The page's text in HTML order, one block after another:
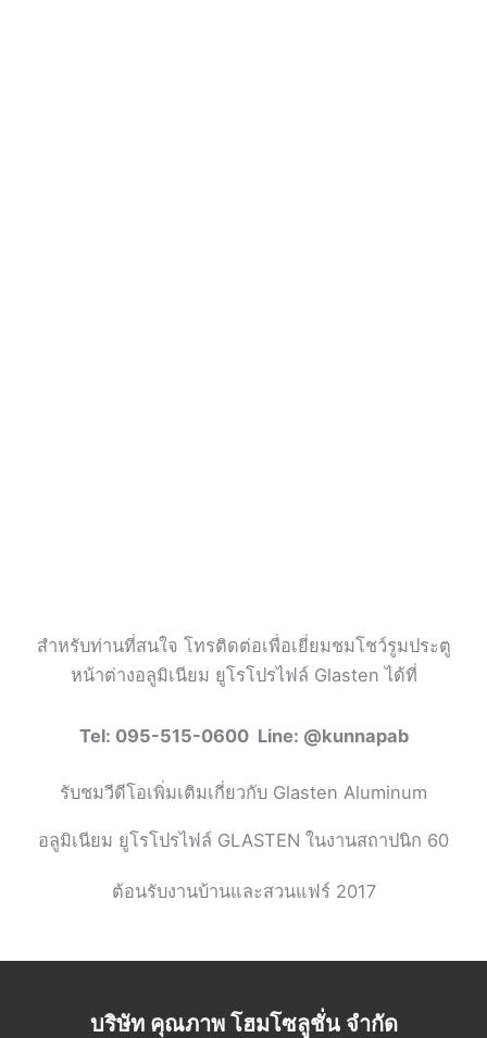
สำหรับท่านที่สนใจ โทรติดต่อเพื่อเยี่ยมชมโชว์รูมประตู
หน้าต่างอลูมิเนียม ยูโรโปรไฟล์ Glasten ได้ที่
Tel: 095-515-0600 Line: @kunnapab
รับชมวีดีโอเพิ่มเติมเกี่ยวกับ Glasten Aluminum
อลูมิเนียม ยูโรโปรไฟล์ GLASTEN ในงานสถาปนิก 60
ต้อนรับงานบ้านและสวนแฟร์ 2017
บริษัท คุณภาพ โฮมโซลูชั่น จำกัด